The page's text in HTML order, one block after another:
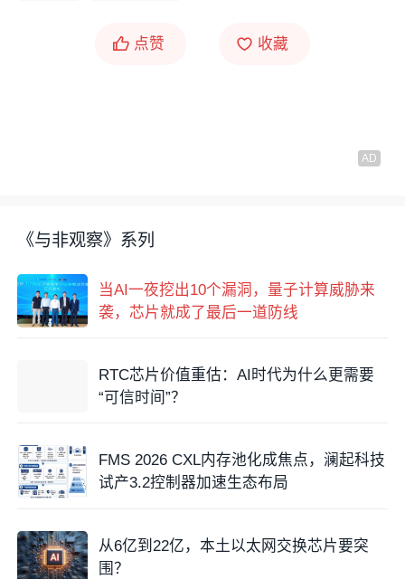
点赞 收藏
《与非观察》系列
当AI一夜挖出10个漏洞，量子计算威胁来
袭，芯片就成了最后一道防线
RTC芯片价值重估：AI时代为什么更需要
“可信时间”？
FMS 2026 CXL内存池化成焦点，澜起科技
试产3.2控制器加速生态布局
从6亿到22亿，本土以太网交换芯片要突
围？